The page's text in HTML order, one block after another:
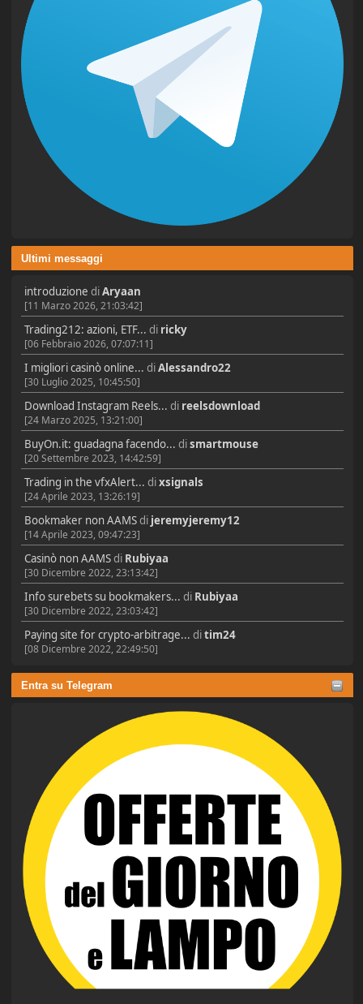
Ultimi messaggi
introduzione diAryaan
[11 Marzo 2026, 21:03:42]
Trading212: azioni, ETF... di ricky
[06 Febbraio 2026, 07:07:11]
I migliori casinò online... diAlessandro22
[30 Luglio 2025, 10:45:50]
Download Instagram Reels... di reelsdownload
[24 Marzo 2025, 13:21:00]
BuyOn.it: guadagna facendo... dismartmouse
[20 Settembre 2023, 14:42:59]
Trading in the vfxAlert... dixsignals
[24 Aprile 2023, 13:26:19]
Bookmaker non AAMSdi jeremyjeremy12
[14 Aprile 2023, 09:47:23]
Casinò non AAMSdi Rubiyaa
[30 Dicembre 2022, 23:13:42]
Info surebets su bookmakers... di Rubiyaa
[30 Dicembre 2022, 23:03:42]
Paying site for crypto-arbitrage... ditim24
[08 Dicembre 2022, 22:49:50]
Entra su Telegram